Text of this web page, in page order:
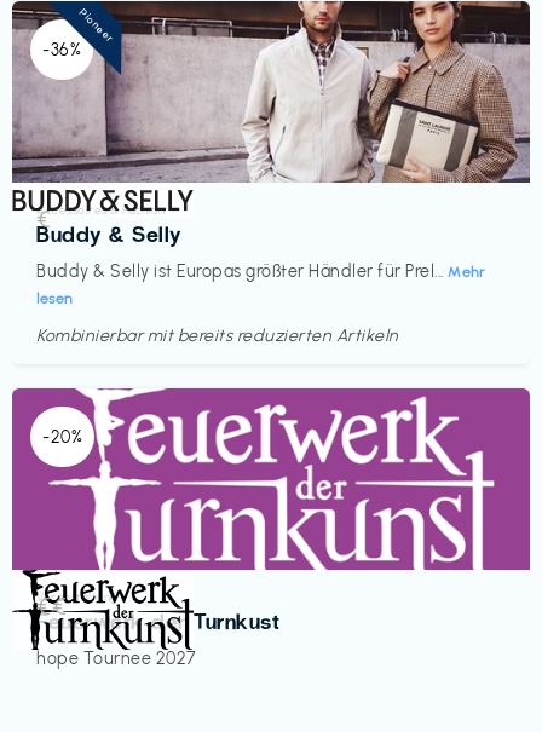
-36%
Accessoires & Fashion
Buddy & Selly
Buddy & Selly ist Europas größter Händler für Prel... Mehr
lesen
€‎
Kombinierbar mit bereits reduzierten Artikeln
Pioneer
-20%
Veranstaltung
Feuerwerk der Turnkust
hope Tournee 2027
€€‎